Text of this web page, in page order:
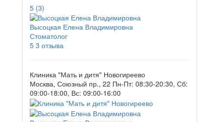
5 (3)
Высоцкая Елена Владимировна
Стоматолог
5 3 отзыва
Клиника "Мать и дитя" Новогиреево
Москва, Союзный пр., 22 Пн-Пт: 08:30-20:30, Сб:
09:00-18:00, Вс: 09:00-16:00